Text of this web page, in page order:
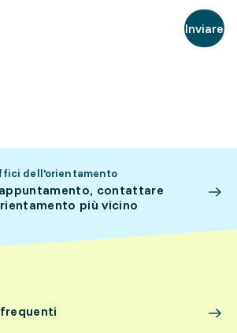
Inviare
dell’orientamento
contattare
più vicino